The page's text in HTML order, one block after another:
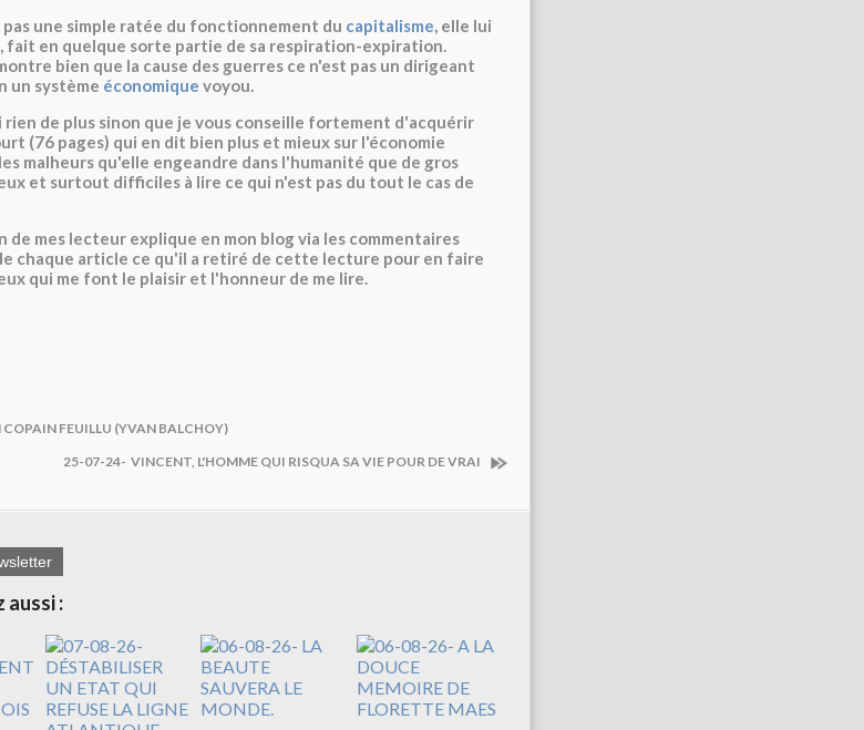
pas une simple ratée du fonctionnement du capitalisme, elle lui
fait en quelque sorte partie de sa respiration-expiration.
bien que la cause des guerres ce n'est pas un dirigeant
un système économique voyou.
rien de plus sinon que je vous conseille fortement d'acquérir
(76 pages) qui en dit bien plus et mieux sur l'économie
malheurs qu'elle engeandre dans l'humanité que de gros
et surtout difficiles à lire ce qui n'est pas du tout le cas de
de mes lecteur explique en mon blog via les commentaires
chaque article ce qu'il a retiré de cette lecture pour en faire
qui me font le plaisir et l'honneur de me lire.
FEUILLU (YVAN BALCHOY)
25-07-24- VINCENT, L'HOMME QUI RISQUA SA VIE POUR DE VRAI
aussi :